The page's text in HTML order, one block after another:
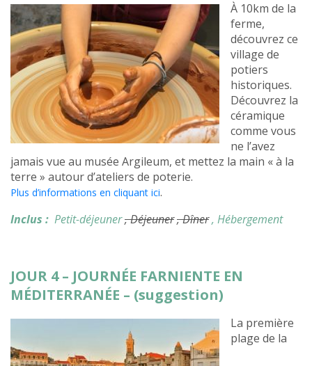
À 10km de la
ferme,
découvrez ce
village de
potiers
historiques.
Découvrez la
céramique
comme vous
ne l’avez
jamais vue au musée Argileum, et mettez la main « à la
terre » autour d’ateliers de poterie.
Plus d’informations en cliquant ici.
Inclus : Petit-déjeuner, Déjeuner, Dîner, Hébergement
JOUR 4 – JOURNÉE FARNIENTE EN
MÉDITERRANÉE – (suggestion)
La première
plage de la